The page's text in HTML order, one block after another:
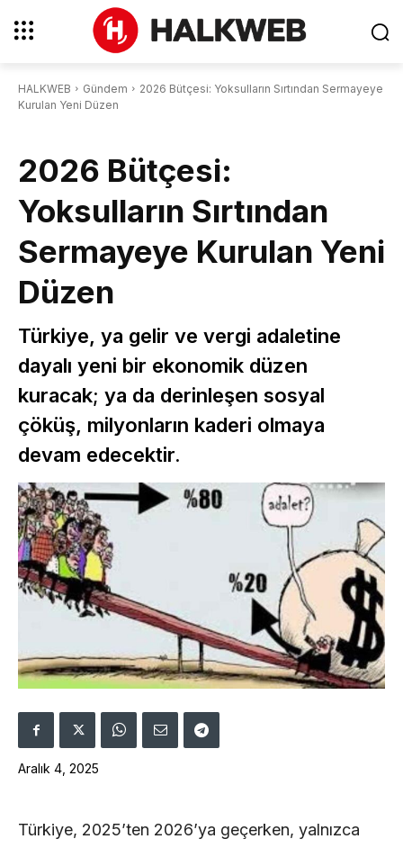
HALKWEB Gündem
2026 Bütçesi: Yoksulların Sırtından Sermayeye
Kurulan Yeni Düzen
2026 Bütçesi:
Yoksulların Sırtından
Sermayeye Kurulan Yeni
Düzen
Türkiye, ya gelir ve vergi adaletine
dayalı yeni bir ekonomik düzen
kuracak; ya da derinleşen sosyal
çöküş, milyonların kaderi olmaya
devam edecektir.
Aralık 4, 2025
Türkiye, 2025’ten 2026’ya geçerken, yalnızca